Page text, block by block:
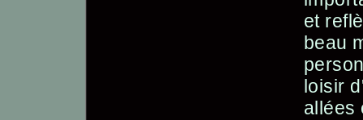
et
beau
loisir
allées